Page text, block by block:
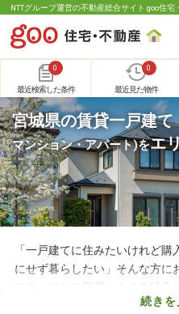
NTTグループ運営の不動産総合サイト goo住宅
0
最近検索した条件
0
最近見た物件
宮城県の賃貸一戸建
マンション・アパート)をエ
「一戸建てに住みたいけれど
にせず暮らしたい」そんな方に
です。ほかの部屋からの生活
どもの足音に気を遣わずに済む
続きを